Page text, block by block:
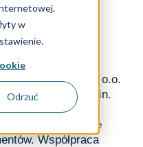
w
Odrzuć
Aider Polska Sp. z o.o.
obejmującej m.in.
płatności oraz
w obszarze
Współpraca